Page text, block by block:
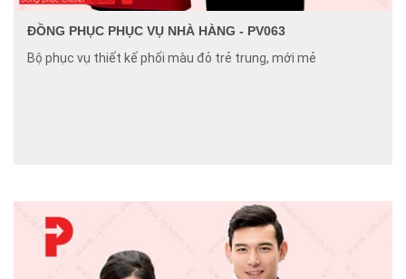
ĐỒNG PHỤC PHỤC VỤ NHÀ HÀNG - PV063
Bộ phục vụ thiết kế phối màu đỏ trẻ trung, mới mẻ